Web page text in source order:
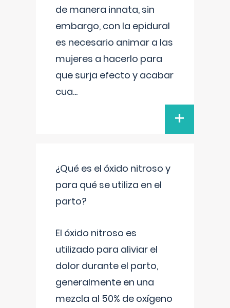
de manera innata, sin
embargo, con la epidural
es necesario animar a las
mujeres a hacerlo para
que surja efecto y acabar
cua...
+
¿Qué es el óxido nitroso y
para qué se utiliza en el
parto?
El óxido nitroso es
utilizado para aliviar el
dolor durante el parto,
generalmente en una
mezcla al 50% de oxígeno